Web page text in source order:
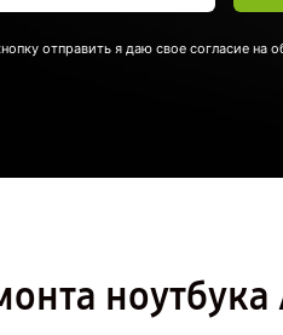
отправить я даю свое согласие на